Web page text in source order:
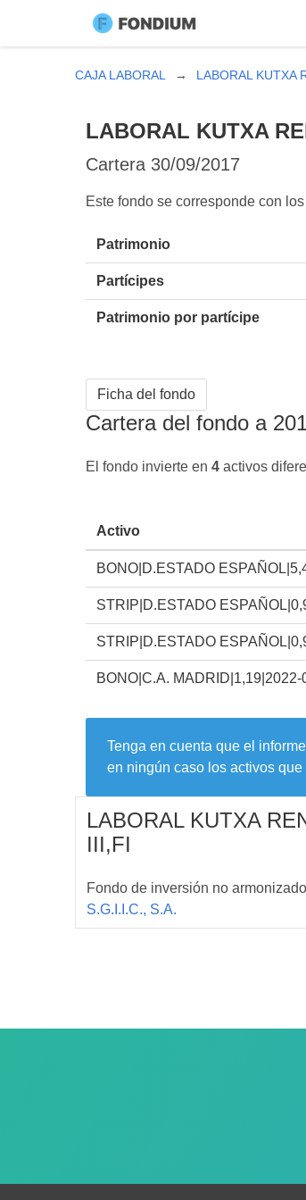
CAJA LABORAL LABORAL KUTXA
LABORAL KUTXA
Cartera 30/09/2017
Este fondo se corresponde con
Patrimonio
Partícipes
Patrimonio por partícipe
Ficha del fondo
Cartera del fondo a
El fondo invierte en 4 activos
Activo
BONO|D.ESTADO
STRIP|D.ESTADO
STRIP|D.ESTADO
BONO|C.A. MADRID|1,19|2022-
Tenga en cuenta que el
en ningún caso los activos
LABORAL KUTXA
III,FI
Fondo de inversión no
S.G.I.I.C., S.A.